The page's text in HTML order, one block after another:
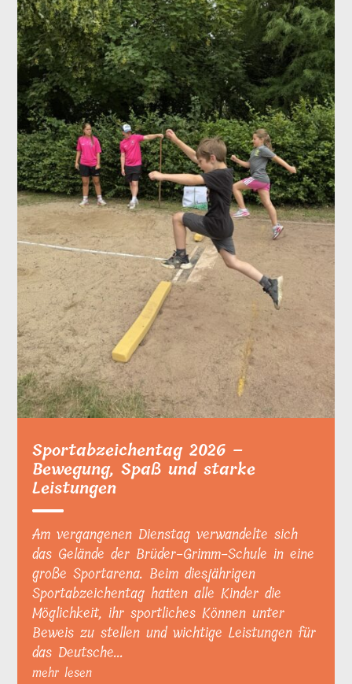
Sportabzeichentag 2026 –
Bewegung, Spaß und starke
Leistungen
Am vergangenen Dienstag verwandelte sich
das Gelände der Brüder-Grimm-Schule in eine
große Sportarena. Beim diesjährigen
Sportabzeichentag hatten alle Kinder die
Möglichkeit, ihr sportliches Können unter
Beweis zu stellen und wichtige Leistungen für
das Deutsche...
mehr lesen